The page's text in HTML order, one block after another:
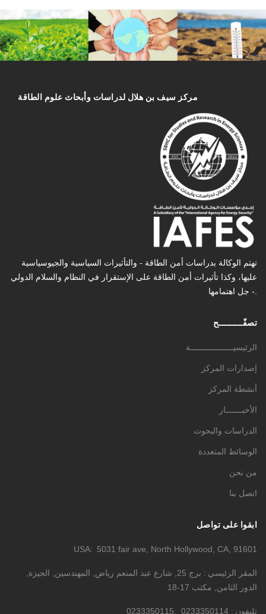
مركز سیف بن هلال لدراسات وأبحاث علوم الطاقة
تهتم الوكالة بدراسات أمن الطاقة - والتأثیرات السیاسیة والجیوسیاسیة
عليها، وكذا تأثیرات أمن الطاقة على الإستقرار في النظام والسلام الدولي
- جل اهتمامها.
تصفّـــــــــح
الرئيسيــــــــــــــــــة
إصدارات المركز
أنشطة المركز
الأخبـــــــار
الدراسات والبحوث
الوسائط المتعددة
من نحن
اتصل بنا
ابقوا على تواصل
USA 5031 fair ave, North Hollywood, CA, 91601
المقر الرئيسي
برج 25, شارع عبد المنعم رياض, المهندسين, الجيزة,
الدور الثامن, مكتب 17-18
تليفون 0233350114
0233350115